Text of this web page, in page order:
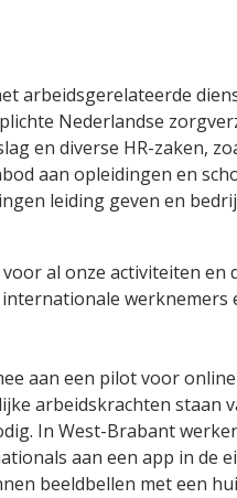
arbeidsgerelateerde
Nederlandse
en diverse HR-zaken,
aan opleidingen en
leiding geven en
al onze activiteiten
werknemers
aan een pilot voor
arbeidskrachten staan
In West-Brabant
aan een app in de
beeldbellen met een